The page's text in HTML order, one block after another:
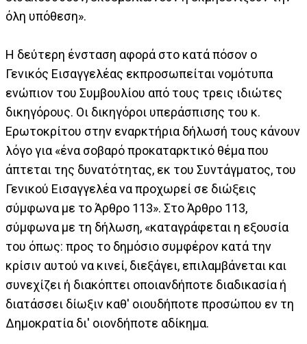
όλη υπόθεση».
Η δεύτερη ένσταση αφορά στο κατά πόσον ο
Γενικός Εισαγγελέας εκπροσωπείται νομότυπα
ενώπιον του Συμβουλίου από τους τρεις ιδιώτες
δικηγόρους. Οι δικηγόροι υπεράσπισης του κ.
Ερωτοκρίτου στην εναρκτήρια δήλωσή τους κάνουν
λόγο για «ένα σοβαρό προκαταρκτικό θέμα που
άπτεται της δυνατότητας, εκ του Συντάγματος, του
Γενικού Εισαγγελέα να προχωρεί σε διώξεις
σύμφωνα με το Άρθρο 113». Στο Άρθρο 113,
σύμφωνα με τη δήλωση, «καταγράφεται η εξουσία
του όπως: προς το δημόσιο συμφέρον κατά την
κρίσιν αυτού να κινεί, διεξάγει, επιλαμβάνεται και
συνεχίζει ή διακόπτει οποιανδήποτε διαδικασία ή
διατάσσει δίωξιν καθ' οιουδήποτε προσώπου εν τη
Δημοκρατία δι' οιονδήποτε αδίκημα.